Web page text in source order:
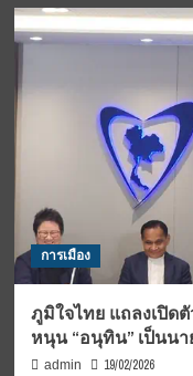
การเมือง
ภูมิใจไทย แถลงเปิด
หนุน “อนุทิน” เป็นน
admin 19/02/2026